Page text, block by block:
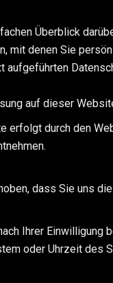
Überblick
mit denen Sie
aufgeführten
auf dieser
erfolgt durch den
dass Sie uns
Ihrer
oder Uhrzeit